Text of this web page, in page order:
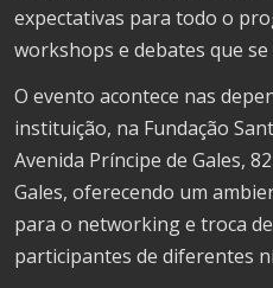
expectativas para todo o
workshops e debates que
O evento acontece nas
instituição, na Fundação
Avenida Príncipe de Gales,
Gales, oferecendo um
para o networking e troca
participantes de diferentes